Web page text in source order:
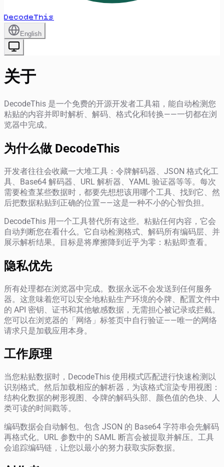
DecodeThis
English
关于
DecodeThis 是一个免费的开源开发者工具箱，能自动检测您
粘贴的内容并即时解析、解码、格式化和转换——一切都在浏
览器中完成。
为什么做 DecodeThis
开发者往往会收藏一大堆工具：令牌解码器、JSON 格式化工
具、Base64 解码器、URL 解析器、YAML 验证器等等。每次
需要检查某些数据时，都要先想想该用哪个工具、找到它、然
后把数据粘贴到正确的位置——这是一种不小的心智负担。
DecodeThis 用一个工具替代所有这些。粘贴任何内容，它会
自动判断您在看什么。它自动检测格式、解码所有编码层、并
展示解析结果。目标是将摩擦降到近乎为零：粘贴即查看。
隐私优先
所有处理都在浏览器中完成。数据永远不会发送到任何服务
器。这意味着您可以安全地粘贴生产环境的令牌、配置文件中
的 API 密钥、证书和其他敏感数据，无需担心被记录或拦截。
您可以在浏览器的「网络」标签页中自行验证——唯一的网络
请求只是加载应用本身。
工作原理
当您粘贴数据时，DecodeThis 使用模式匹配进行快速检测以
识别格式。然后加载相应的解析器，为该格式渲染专用视图：
结构化数据的树形视图、令牌的解码头部、颜色值的色块、人
类可读的时间戳等。
编码数据会自动解包。包含 JSON 的 Base64 字符串会先解码
再格式化。URL 参数中的 SAML 断言会被提取并解压。工具
会追踪编码链，让您以最小的努力获取实际数据。